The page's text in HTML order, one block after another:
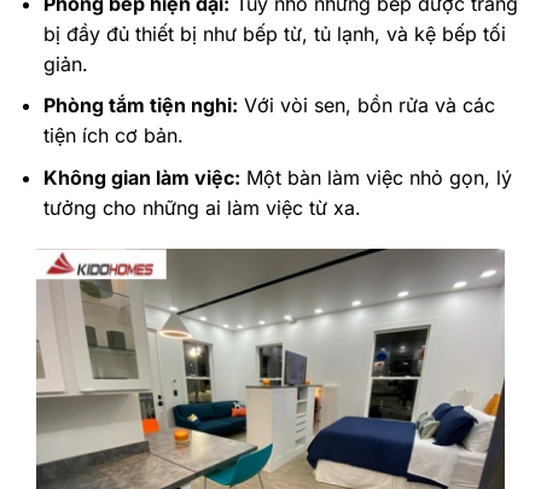
bị đầy đủ thiết bị như bếp từ, tủ lạnh, và kệ bếp tối
giản.
Phòng tắm tiện nghi: Với vòi sen, bồn rửa và các
tiện ích cơ bản.
Không gian làm việc: Một bàn làm việc nhỏ gọn, lý
tưởng cho những ai làm việc từ xa.